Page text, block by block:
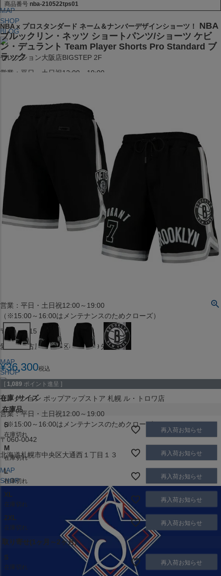
MAP
SHOP
BLOG
セレクション大阪店BIGSTEP 2F
営業：平日・土日祝12:00～19:00
大阪府大阪市中央区西心斎橋1丁目6番14号
TEL:06-4708-3300
MAP
SHOP
BLOG
JR水道橋駅西口店
営業：土・日・祝日のみ 12:00-18:00
〒101-0061
東京都千代田区神田三崎町２丁目２２−１ 1F
営業：平日・土日祝12:00～19:00
（※15:00～16:00はメンテナンスのためクローズ）
〒453-0015
愛知県名古屋市中村区椿町６−９先
MAP
SHOP
セレクション ポップアップストア 札幌 ル・トロワ店
営業：平日・土日祝12:00～19:00
（※15:00～16:00はメンテナンスのためクローズ）
〒060-0042
北海道札幌市中央区大通西１丁目１３
MAP
SHOP
商品番号 nba-210522tps01
NBA x プロスタンダード ネーム＆ナンバーデザインショーツ！
NBA
ブルックリン・ネッツ ショートパンツ/ショーツ ケビ
ン・デュラント Team Player Shorts Pro Standard ブ
ラック
¥36,300税込
[ 1,089 ポイント進呈 ]
在庫 サイズ
在庫品
S
在庫切れ
再入荷お知らせ
M
在庫切れ
再入荷お知らせ
L
在庫切れ
再入荷お知らせ
XL
在庫切れ
再入荷お知らせ
2XL
在庫切れ
再入荷お知らせ
取り寄せ(1ヶ月～2ヶ月)
S
在庫切れ
再入荷お知らせ